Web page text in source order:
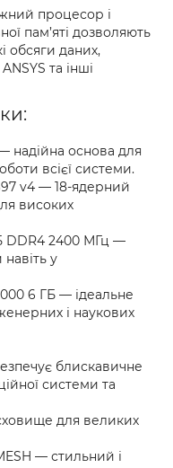
процесор і
пам’яті дозволяють
обсяги даних,
та інші
надійна основа для
всієї системи.
v4 — 18-ядерний
високих
DDR4 2400 МГц —
у
6 ГБ — ідеальне
і наукових
блискавичне
системи та
для великих
— стильний і